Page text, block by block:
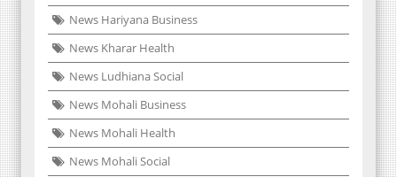
News Hariyana Business
News Kharar Health
News Ludhiana Social
News Mohali Business
News Mohali Health
News Mohali Social